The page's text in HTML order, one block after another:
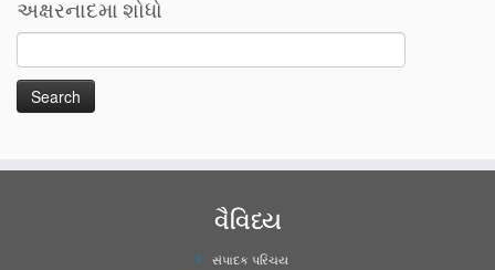
અક્ષરનાદમા શોધો
વૈવિધ્ય
સંપાદક પરિચય